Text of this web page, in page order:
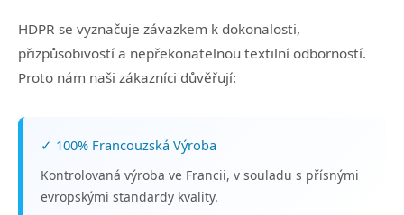
HDPR se vyznačuje závazkem k dokonalosti,
přizpůsobivostí a nepřekonatelnou textilní odborností.
Proto nám naši zákazníci důvěřují:
✓ 100% Francouzská Výroba
Kontrolovaná výroba ve Francii, v souladu s přísnými
evropskými standardy kvality.